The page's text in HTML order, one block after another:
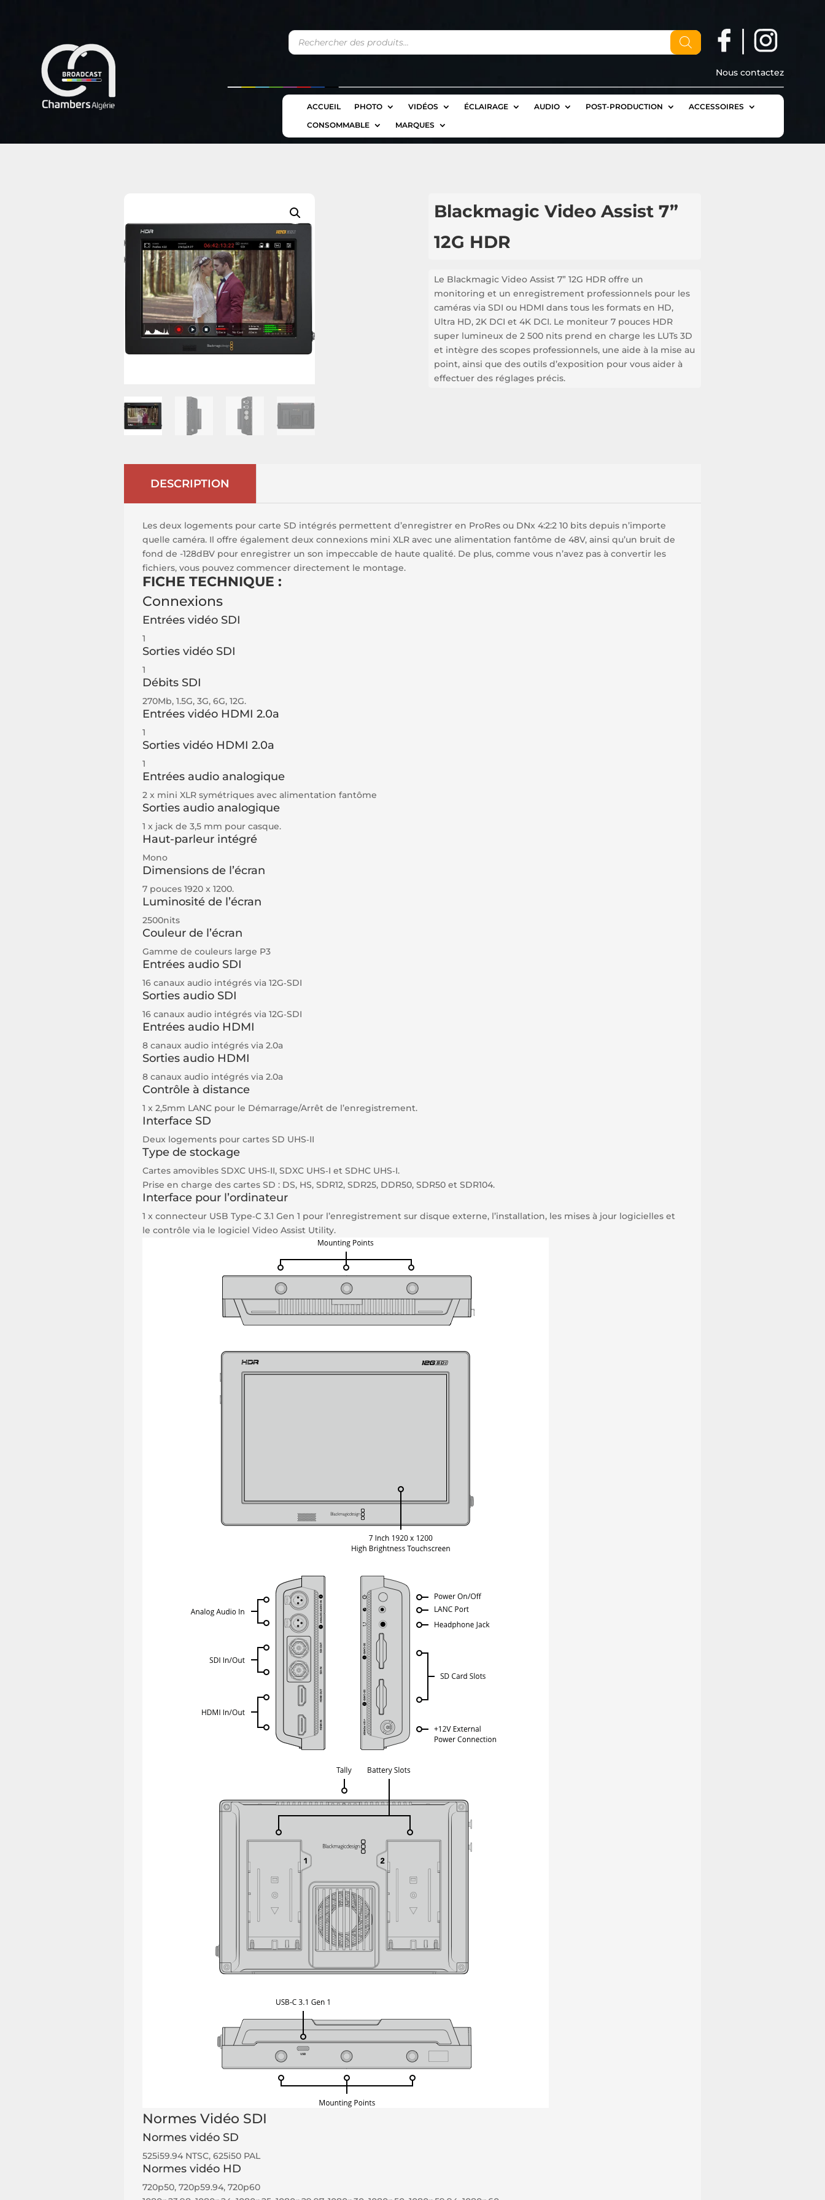
Recherche
de
produits
Nous contactez
ACCUEIL PHOTO VIDÉOS ÉCLAIRAGE AUDIO POST-PRODUCTION
ACCESSOIRES
CONSOMMABLE
MARQUES
Blackmagic Video Assist 7”
12G HDR
Le Blackmagic Video Assist 7” 12G HDR offre un
monitoring et un enregistrement professionnels pour les
caméras via SDI ou HDMI dans tous les formats en HD,
Ultra HD, 2K DCI et 4K DCI. Le moniteur 7 pouces HDR
super lumineux de 2 500 nits prend en charge les LUTs 3D
et intègre des scopes professionnels, une aide à la mise au
point, ainsi que des outils d’exposition pour vous aider à
effectuer des réglages précis.
DESCRIPTION
Les deux logements pour carte SD intégrés permettent d’enregistrer en ProRes ou DNx 4:2:2 10 bits depuis n’importe
quelle caméra. Il offre également deux connexions mini XLR avec une alimentation fantôme de 48V, ainsi qu’un bruit de
fond de -128dBV pour enregistrer un son impeccable de haute qualité. De plus, comme vous n’avez pas à convertir les
fichiers, vous pouvez commencer directement le montage.
FICHE TECHNIQUE :
Connexions
Entrées vidéo SDI
1
Sorties vidéo SDI
1
Débits SDI
270Mb, 1.5G, 3G, 6G, 12G.
Entrées vidéo HDMI 2.0a
1
Sorties vidéo HDMI 2.0a
1
Entrées audio analogique
2 x mini XLR symétriques avec alimentation fantôme
Sorties audio analogique
1 x jack de 3,5 mm pour casque.
Haut-parleur intégré
Mono
Dimensions de l’écran
7 pouces 1920 x 1200.
Luminosité de l’écran
2500nits
Couleur de l’écran
Gamme de couleurs large P3
Entrées audio SDI
16 canaux audio intégrés via 12G‑SDI
Sorties audio SDI
16 canaux audio intégrés via 12G‑SDI
Entrées audio HDMI
8 canaux audio intégrés via 2.0a
Sorties audio HDMI
8 canaux audio intégrés via 2.0a
Contrôle à distance
1 x 2,5mm LANC pour le Démarrage/Arrêt de l’enregistrement.
Interface SD
Deux logements pour cartes SD UHS‑II
Type de stockage
Cartes amovibles SDXC UHS‑II, SDXC UHS‑I et SDHC UHS‑I.
Prise en charge des cartes SD : DS, HS, SDR12, SDR25, DDR50, SDR50 et SDR104.
Interface pour l’ordinateur
1 x connecteur USB Type‑C 3.1 Gen 1 pour l’enregistrement sur disque externe, l’installation, les mises à jour logicielles et
le contrôle via le logiciel Video Assist Utility.
Normes Vidéo SDI
Normes vidéo SD
525i59.94 NTSC, 625i50 PAL
Normes vidéo HD
720p50, 720p59.94, 720p60